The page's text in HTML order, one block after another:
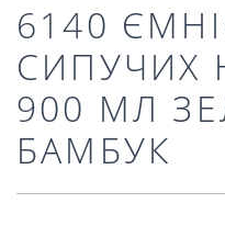
6140
СИПУЧИХ
900 МЛ
БАМБУК